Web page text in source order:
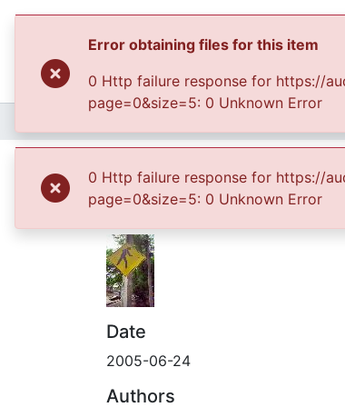
En el centro de
color amarillo
Date
2005-06-24
Authors
Error obtaining files for this item
0 Http failure response for https://
page=0&size=5: 0 Unknown Error
0 Http failure response for https://
page=0&size=5: 0 Unknown Error